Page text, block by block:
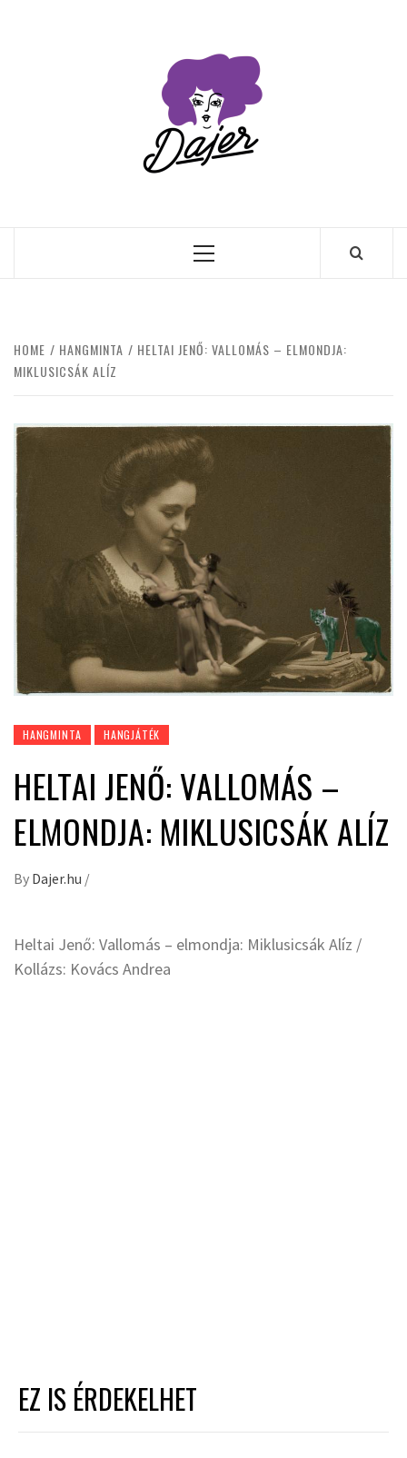
Primary
HOME HANGMINTA
HELTAI JENŐ: VALLOMÁS – ELMONDJA:
MIKLUSICSÁK ALÍZ
HANGMINTA HANGJÁTÉK
HELTAI JENŐ: VALLOMÁS –
ELMONDJA: MIKLUSICSÁK ALÍZ
By Dajer.hu /
Heltai Jenő: Vallomás – elmondja: Miklusicsák Alíz /
Kollázs: Kovács Andrea
EZ IS ÉRDEKELHET